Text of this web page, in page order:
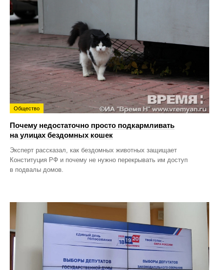
Общество
Почему недостаточно просто подкармливать
на улицах бездомных кошек
Эксперт рассказал, как бездомных животных защищает
Конституция РФ и почему не нужно перекрывать им доступ
в подвалы домов.